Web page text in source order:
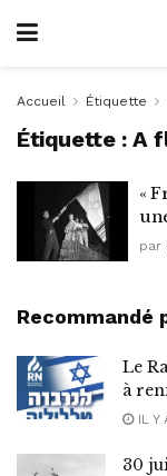
Accueil Étiquette
Étiquette :A
«
par
Recommandé
Le
à
IL Y
30